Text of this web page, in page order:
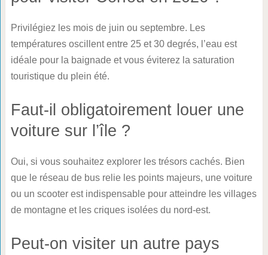
Privilégiez les mois de juin ou septembre. Les
températures oscillent entre 25 et 30 degrés, l’eau est
idéale pour la baignade et vous éviterez la saturation
touristique du plein été.
Faut-il obligatoirement louer une
voiture sur l’île ?
Oui, si vous souhaitez explorer les trésors cachés. Bien
que le réseau de bus relie les points majeurs, une voiture
ou un scooter est indispensable pour atteindre les villages
de montagne et les criques isolées du nord-est.
Peut-on visiter un autre pays